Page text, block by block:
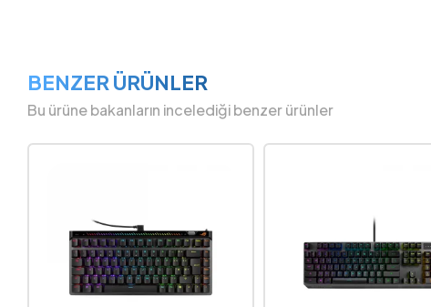
BENZER ÜRÜNLER
Bu ürüne bakanların incelediği benzer ürünler